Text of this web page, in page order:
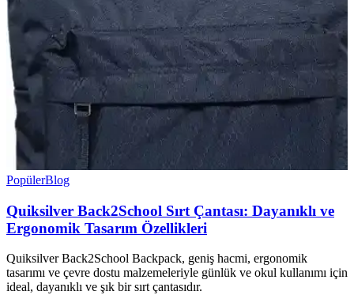
PopülerBlog
Quiksilver Back2School Sırt Çantası: Dayanıklı ve
Ergonomik Tasarım Özellikleri
Quiksilver Back2School Backpack, geniş hacmi, ergonomik
tasarımı ve çevre dostu malzemeleriyle günlük ve okul kullanımı için
ideal, dayanıklı ve şık bir sırt çantasıdır.